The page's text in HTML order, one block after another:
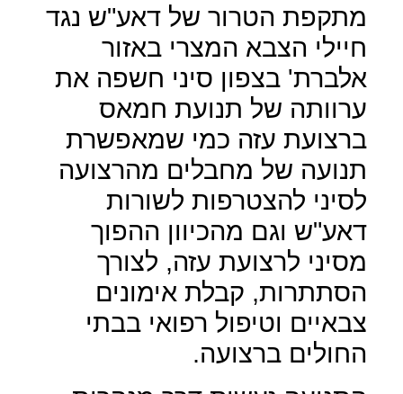
מתקפת הטרור של דאע"ש נגד
חיילי הצבא המצרי באזור
אלברת' בצפון סיני חשפה את
ערוותה של תנועת חמאס
ברצועת עזה כמי שמאפשרת
תנועה של מחבלים מהרצועה
לסיני להצטרפות לשורות
דאע"ש וגם מהכיוון ההפוך
מסיני לרצועת עזה, לצורך
הסתתרות, קבלת אימונים
צבאיים וטיפול רפואי בבתי
החולים ברצועה.